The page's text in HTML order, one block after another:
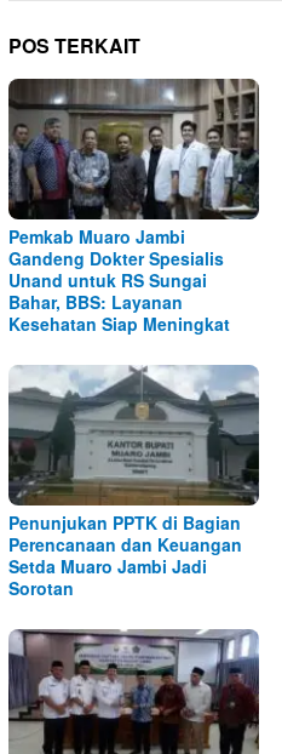
POS TERKAIT
Pemkab Muaro Jambi
Gandeng Dokter Spesialis
Unand untuk RS Sungai
Bahar, BBS: Layanan
Kesehatan Siap Meningkat
Penunjukan PPTK di Bagian
Perencanaan dan Keuangan
Setda Muaro Jambi Jadi
Sorotan